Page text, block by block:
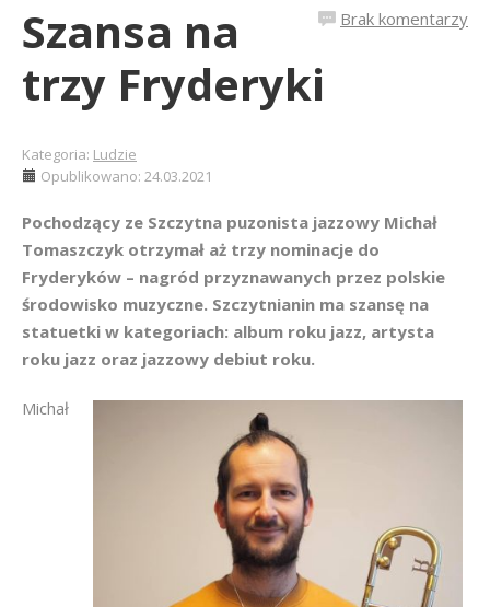
Brak komentarzy
Szansa na
trzy Fryderyki
Kategoria: Ludzie
Opublikowano: 24.03.2021
Pochodzący ze Szczytna puzonista jazzowy Michał
Tomaszczyk otrzymał aż trzy nominacje do
Fryderyków – nagród przyznawanych przez polskie
środowisko muzyczne. Szczytnianin ma szansę na
statuetki w kategoriach: album roku jazz, artysta
roku jazz oraz jazzowy debiut roku.
Michał